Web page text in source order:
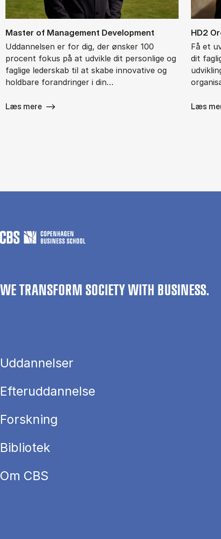
Ma­ster of Ma­na­ge­ment De­ve­l­op­ment
Uddannelsen er for dig, der ønsker 100
procent fokus på at udvikle dit personlige og
faglige lederskab til at skabe innovative og
holdbare forandringer i din…
Læs mere
HD2
Få et
dit
Læs
WE TRANSFORM SOCIETY WITH BUSINESS.
Uddannelser
Efteruddannelse
Forskning
Bibliotek
Om CBS